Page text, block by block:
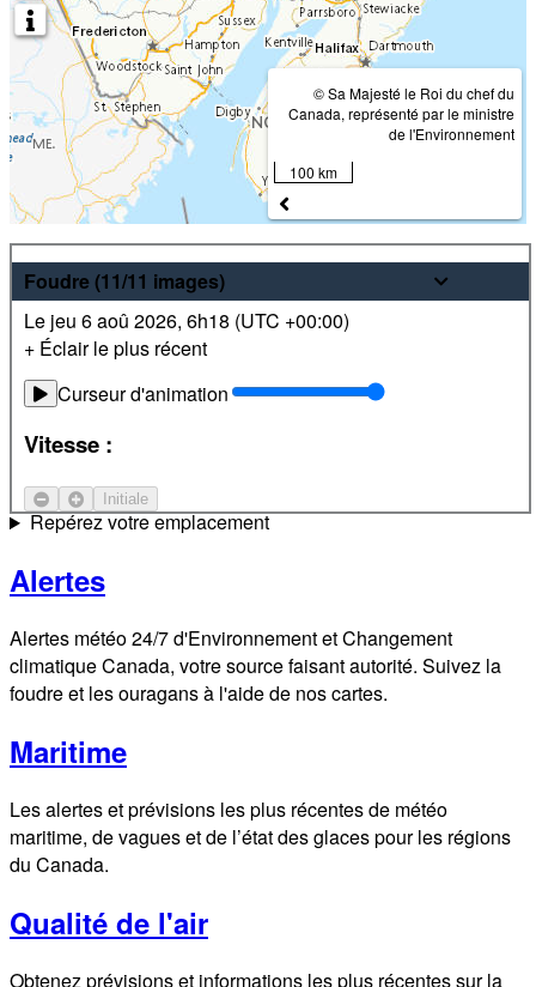
Foudre(11/11 images)
Le jeu 6 aoû 2026, 6h18 (UTC +00:00)
+ Éclair le plus récent
Curseur d'animation
Vitesse :
Initiale
© Sa Majesté le Roi du chef du
Canada, représenté par le ministre
de l'Environnement
100 km
Météo
Prévisions pour les 24 prochaines heures et sur 7 jours les
plus récentes pour des endroits partout au Canada. De plus,
visualisez des images radar et satellite locales.
Repérez votre emplacement
Alertes
Alertes météo 24/7 d'Environnement et Changement
climatique Canada, votre source faisant autorité. Suivez la
foudre et les ouragans à l'aide de nos cartes.
Maritime
Les alertes et prévisions les plus récentes de météo
maritime, de vagues et de l’état des glaces pour les régions
du Canada.
Qualité de l'air
Obtenez prévisions et informations les plus récentes sur la